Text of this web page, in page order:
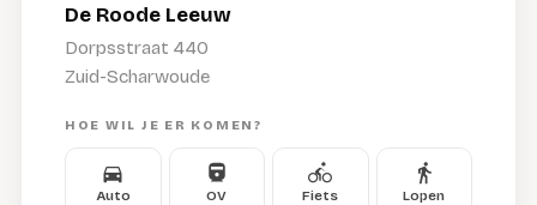
De Roode Leeuw
Dorpsstraat 440
Zuid-Scharwoude
HOE WIL JE ER KOMEN?
Auto OV Fiets Lopen